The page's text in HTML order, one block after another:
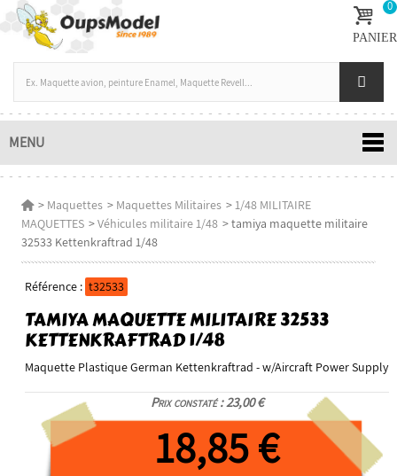
0
PANIER
MENU
> Maquettes > Maquettes Militaires >1/48 MILITAIRE
MAQUETTES >Véhicules militaire 1/48 >tamiya maquette militaire
32533 Kettenkraftrad 1/48
Référence : t32533
TAMIYA MAQUETTE MILITAIRE 32533
KETTENKRAFTRAD 1/48
Maquette Plastique German Kettenkraftrad - w/Aircraft Power Supply
Prix constaté : 23,00 €
18,85 €